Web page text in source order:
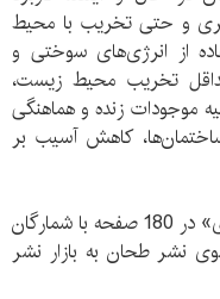
و حتی تخریب با محیط
از انرژی‌های سوختی و
تخریب محیط زیست،
موجودات زنده و هماهنگی
کاهش آسیب بر
کتاب «معماری اکولوژیک و مدیریت انرژی» در 180 صفحه با شمارگان
تومان از سوی نشر طحان به بازار نشر